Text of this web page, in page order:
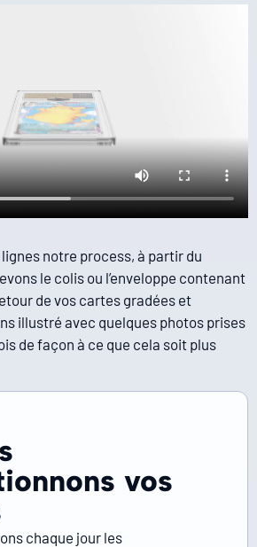
notre process, à partir du
le colis ou l’enveloppe contenant
de vos cartes gradées et
illustré avec quelques photos prises
de façon à ce que cela soit plus
vos
chaque jour les